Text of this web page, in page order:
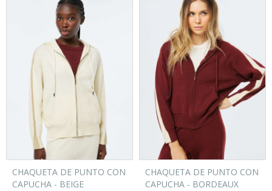
CHAQUETA DE PUNTO CON
CAPUCHA - BEIGE
CHAQUETA DE PUNTO CON
CAPUCHA - BORDEAUX